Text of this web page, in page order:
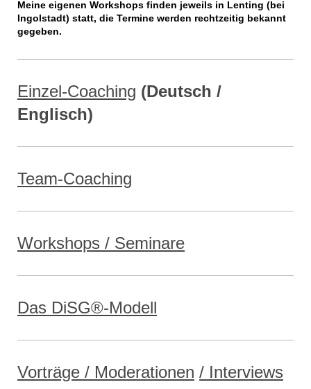
Meine eigenen Workshops finden jeweils in Lenting (bei
Ingolstadt) statt, die Termine werden rechtzeitig bekannt
gegeben.
Einzel-Coaching (Deutsch /
Englisch)
Team-Coaching
Workshops / Seminare
Das DiSG®-Modell
Vorträge / Moderationen / Interviews